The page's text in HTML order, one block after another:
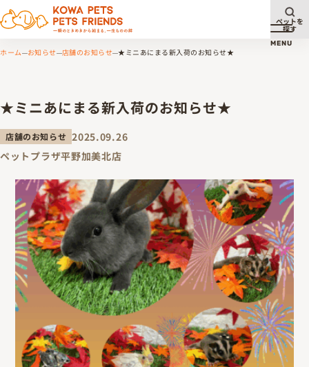
メニ
MENU
ペットを
探す
ホーム お知らせ 店舗のお知らせ ★ミニあにまる新入荷のお知らせ★
★ミニあにまる新入荷のお知らせ★
店舗のお知らせ 2025.09.26
ペットプラザ平野加美北店